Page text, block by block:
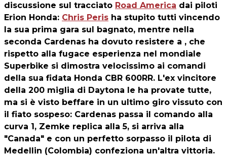
discussione sul tracciato Road America dai piloti
Erion Honda: Chris Peris ha stupito tutti vincendo
la sua prima gara sul bagnato, mentre nella
seconda Cardenas ha dovuto resistere a , che
rispetto alla fugace esperienza nel mondiale
Superbike si dimostra velocissimo ai comandi
della sua fidata Honda CBR 600RR. L'ex vincitore
della 200 miglia di Daytona le ha provate tutte,
ma si è visto beffare in un ultimo giro vissuto con
il fiato sospeso: Cardenas passa il comando alla
curva 1, Zemke replica alla 5, si arriva alla
"Canada" e con un perfetto sorpasso il pilota di
Medellin (Colombia) confeziona un'altra vittoria.